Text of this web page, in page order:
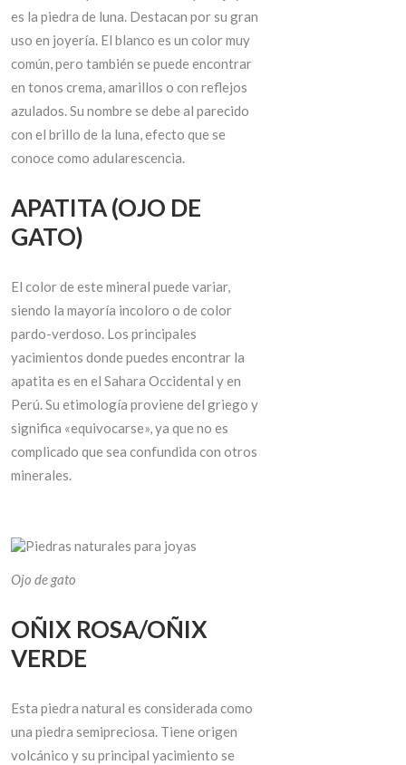
es la piedra de luna. Destacan por su gran
uso en joyería. El blanco es un color muy
común, pero también se puede encontrar
en tonos crema, amarillos o con reflejos
azulados. Su nombre se debe al parecido
con el brillo de la luna, efecto que se
conoce como adularescencia.
APATITA (OJO DE
GATO)
El color de este mineral puede variar,
siendo la mayoría incoloro o de color
pardo-verdoso. Los principales
yacimientos donde puedes encontrar la
apatita es en el Sahara Occidental y en
Perú. Su etimología proviene del griego y
significa «equivocarse», ya que no es
complicado que sea confundida con otros
minerales.
Ojo de gato
OÑIX ROSA/OÑIX
VERDE
Esta piedra natural es considerada como
una piedra semipreciosa. Tiene origen
volcánico y su principal yacimiento se